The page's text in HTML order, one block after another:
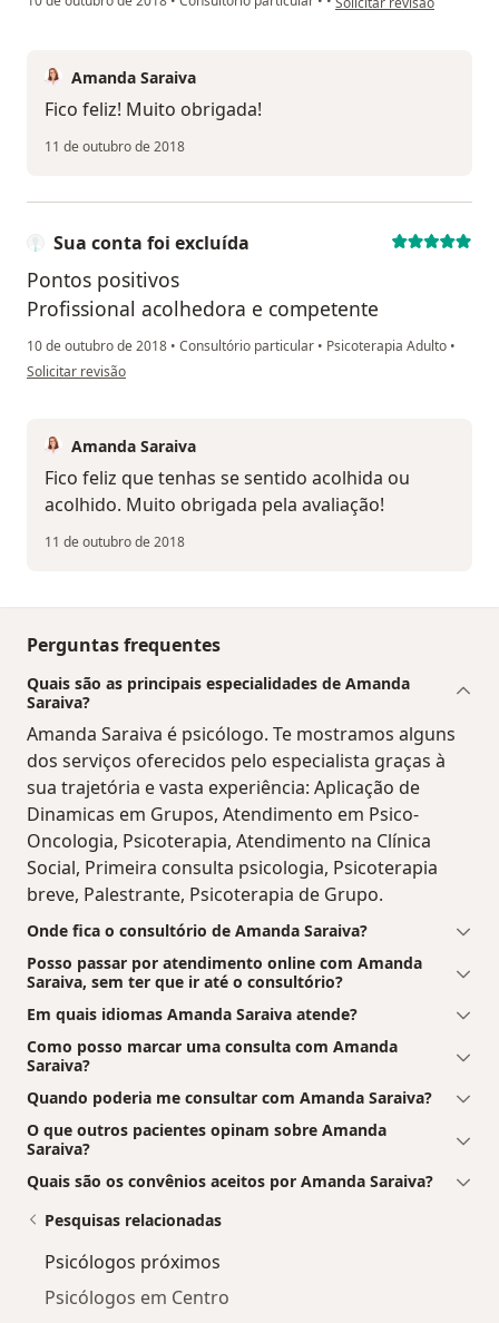
Amanda Saraiva
Fico feliz! Muito obrigada!
11 de outubro de 2018
Sua conta foi excluída
Pontos positivos
Profissional acolhedora e competente
10 de outubro de 2018 • Consultório particular • Psicoterapia Adulto •
na opinião do utilizador Sua conta foi excluída
Solicitar revisão
Amanda Saraiva
Fico feliz que tenhas se sentido acolhida ou
acolhido. Muito obrigada pela avaliação!
11 de outubro de 2018
Perguntas frequentes
Quais são as principais especialidades de Amanda
Saraiva?
Amanda Saraiva é psicólogo. Te mostramos alguns
dos serviços oferecidos pelo especialista graças à
sua trajetória e vasta experiência: Aplicação de
Dinamicas em Grupos, Atendimento em Psico-
Oncologia, Psicoterapia, Atendimento na Clínica
Social, Primeira consulta psicologia, Psicoterapia
breve, Palestrante, Psicoterapia de Grupo.
Onde fica o consultório de Amanda Saraiva?
Posso passar por atendimento online com Amanda
Saraiva, sem ter que ir até o consultório?
Em quais idiomas Amanda Saraiva atende?
Como posso marcar uma consulta com Amanda
Saraiva?
Quando poderia me consultar com Amanda Saraiva?
O que outros pacientes opinam sobre Amanda
Saraiva?
Quais são os convênios aceitos por Amanda Saraiva?
Pesquisas relacionadas
Psicólogos próximos
Psicólogos em Centro